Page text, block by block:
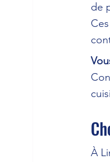
de
À